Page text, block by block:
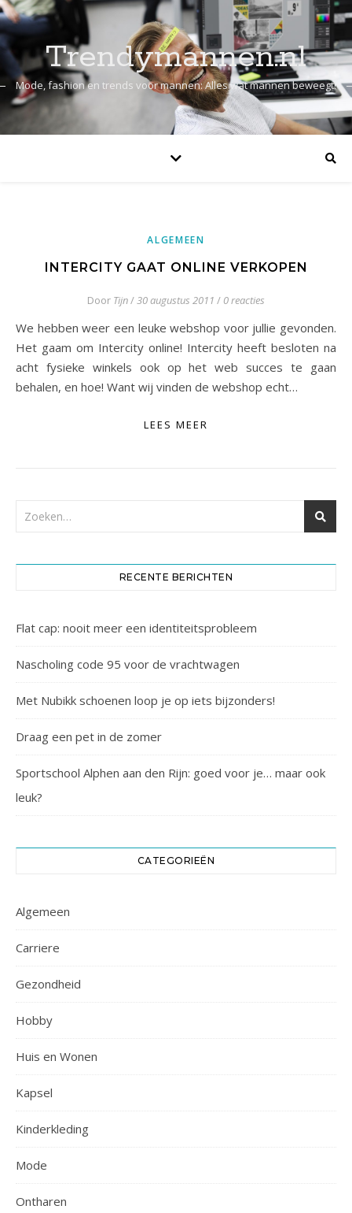
Trendymannen.nl
Mode, fashion en trends voor mannen: Alles wat mannen beweegt!
ALGEMEEN
INTERCITY GAAT ONLINE VERKOPEN
Door Tijn/30 augustus 2011 / 0 reacties
We hebben weer een leuke webshop voor jullie gevonden.
Het gaam om Intercity online! Intercity heeft besloten na
acht fysieke winkels ook op het web succes te gaan
behalen, en hoe! Want wij vinden de webshop echt…
LEES MEER
RECENTE BERICHTEN
Flat cap: nooit meer een identiteitsprobleem
Nascholing code 95 voor de vrachtwagen
Met Nubikk schoenen loop je op iets bijzonders!
Draag een pet in de zomer
Sportschool Alphen aan den Rijn: goed voor je… maar ook
leuk?
CATEGORIEËN
Algemeen
Carriere
Gezondheid
Hobby
Huis en Wonen
Kapsel
Kinderkleding
Mode
Ontharen